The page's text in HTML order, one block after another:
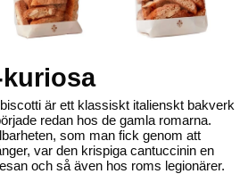
är ett klassiskt italienskt bakverk
redan hos de gamla romarna.
som man fick genom att
var den krispiga cantuccinin en
och så även hos roms legionärer.
Beriksson